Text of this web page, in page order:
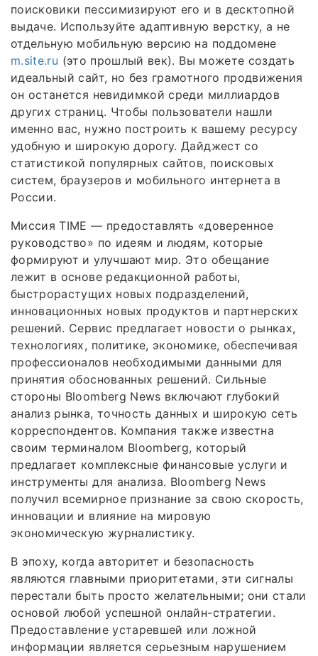
поисковики пессимизируют его и в десктопной
выдаче. Используйте адаптивную верстку, а не
отдельную мобильную версию на поддомене
m.site.ru (это прошлый век). Вы можете создать
идеальный сайт, но без грамотного продвижения
он останется невидимкой среди миллиардов
других страниц. Чтобы пользователи нашли
именно вас, нужно построить к вашему ресурсу
удобную и широкую дорогу. Дайджест со
статистикой популярных сайтов, поисковых
систем, браузеров и мобильного интернета в
России.
Миссия TIME — предоставлять «доверенное
руководство» по идеям и людям, которые
формируют и улучшают мир. Это обещание
лежит в основе редакционной работы,
быстрорастущих новых подразделений,
инновационных новых продуктов и партнерских
решений. Сервис предлагает новости о рынках,
технологиях, политике, экономике, обеспечивая
профессионалов необходимыми данными для
принятия обоснованных решений. Сильные
стороны Bloomberg News включают глубокий
анализ рынка, точность данных и широкую сеть
корреспондентов. Компания также известна
своим терминалом Bloomberg, который
предлагает комплексные финансовые услуги и
инструменты для анализа. Bloomberg News
получил всемирное признание за свою скорость,
инновации и влияние на мировую
экономическую журналистику.
В эпоху, когда авторитет и безопасность
являются главными приоритетами, эти сигналы
перестали быть просто желательными; они стали
основой любой успешной онлайн-стратегии.
Предоставление устаревшей или ложной
информации является серьезным нарушением